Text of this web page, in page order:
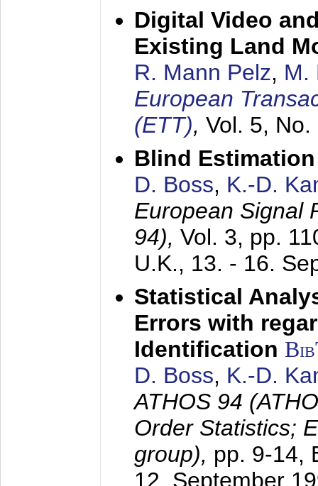
Digital Video
Existing Land
R. Mann Pelz, M.
European
(ETT), Vol. 5,
Blind
D. Boss, K.-D.
European Signal
94), Vol. 3, pp.
U.K., 13. - 16.
Statistical
Errors with
Identification
D. Boss, K.-D.
ATHOS 94
Order Statistics;
group), pp. 9-14,
12. September